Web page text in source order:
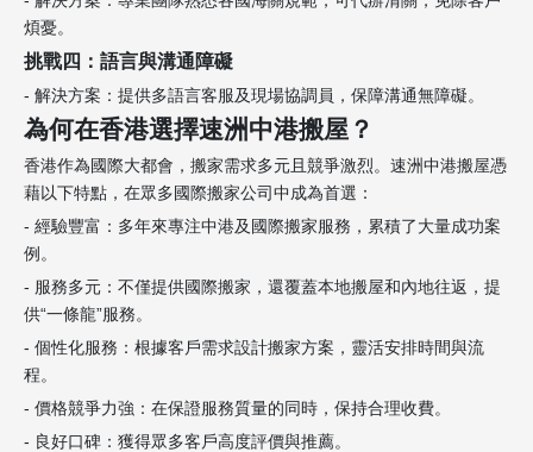
煩憂。
挑戰四：語言與溝通障礙
- 解決方案：提供多語言客服及現場協調員，保障溝通無障礙。
為何在香港選擇速洲中港搬屋？
香港作為國際大都會，搬家需求多元且競爭激烈。速洲中港搬屋憑
藉以下特點，在眾多國際搬家公司中成為首選：
- 經驗豐富：多年來專注中港及國際搬家服務，累積了大量成功案
例。
- 服務多元：不僅提供國際搬家，還覆蓋本地搬屋和內地往返，提
供“一條龍”服務。
- 個性化服務：根據客戶需求設計搬家方案，靈活安排時間與流
程。
- 價格競爭力強：在保證服務質量的同時，保持合理收費。
- 良好口碑：獲得眾多客戶高度評價與推薦。